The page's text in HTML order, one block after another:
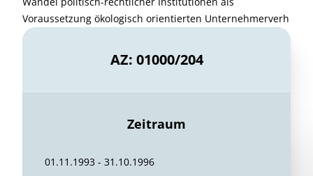
Voraussetzung ökologisch orientierten Unternehmerverh
AZ: 01000/204
Zeitraum
01.11.1993 - 31.10.1996